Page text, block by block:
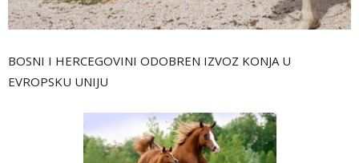
BOSNI I HERCEGOVINI ODOBREN IZVOZ KONJA U
EVROPSKU UNIJU